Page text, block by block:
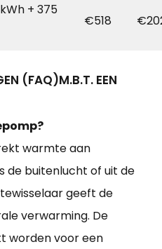
+ 375
€518
(FAQ)M.B.T. EEN
warmte aan
de buitenlucht of uit de
geeft de
verwarming. De
worden voor een